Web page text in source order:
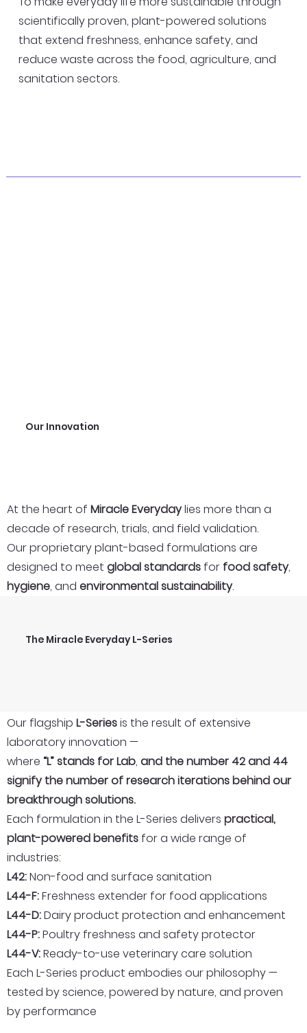
scientifically proven, plant-powered solutions
that extend freshness, enhance safety, and
reduce waste across the food, agriculture, and
sanitation sectors.
Our Innovation
At the heart ofMiracle Everydaylies more than a
decade of research, trials, and field validation.
Our proprietary plant-based formulations are
designed to meetglobal standards for food safety,
hygiene, andenvironmental sustainability.
The Miracle Everyday L-Series
Our flagshipL-Seriesis the result of extensive
laboratory innovation —
where“L” stands for Lab,and the number 42 and 44
signify the number of research iterations behind our
breakthrough solutions.
Each formulation in the L-Series deliverspractical,
plant-poweredbenefits for a wide range of
industries:
L42:Non-food and surface sanitation
L44-F:Freshness extender for food applications
L44-D:Dairy product protection and enhancement
L44-P:Poultry freshness and safety protector
L44-V:Ready-to-use veterinary care solution
Each L-Series product embodies our philosophy —
tested by science, powered by nature, and proven
by performance